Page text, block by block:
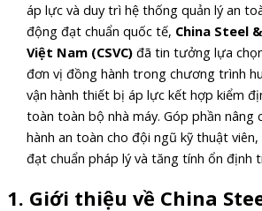
áp lực và duy trì hệ thống quản lý an
động đạt chuẩn quốc tế, China Steel
Việt Nam (CSVC)đã tin tưởng lựa
đơn vị đồng hành trong chương trình
vận hành thiết bị áp lực kết hợp kiểm
toàn toàn bộ nhà máy. Góp phần nâng
hành an toàn cho đội ngũ kỹ thuật
đạt chuẩn pháp lý và tăng tính ổn định
1. Giới thiệu về China